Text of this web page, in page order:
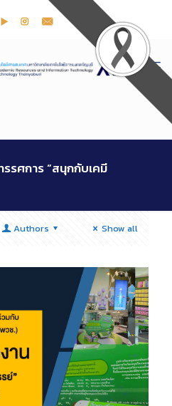
รศการ “สนุกกับเคมี
Authors Show all